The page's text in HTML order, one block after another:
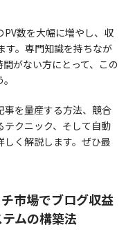
数を大幅に増やし、収
す。専門知識を持ちなが
がない方にとって、この
事を量産する方法、競合
クニック、そして自動
く解説します。ぜひ最
市場でブログ収益
ムの構築法